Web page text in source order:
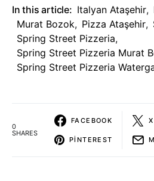
In this article: Italyan Ataşehir,
Murat Bozok, Pizza Ataşehir,
Spring Street Pizzeria,
Spring Street Pizzeria Murat
Spring Street Pizzeria
0
SHARES
FACEBOOK
PINTEREST